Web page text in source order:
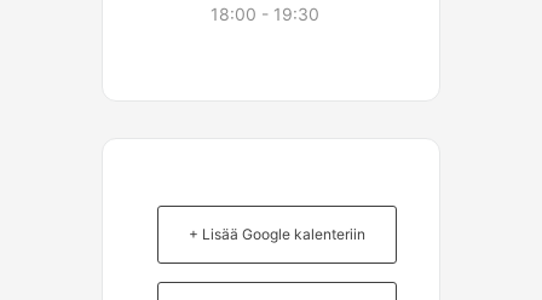
18:00 - 19:30
+ Lisää Google kalenteriin